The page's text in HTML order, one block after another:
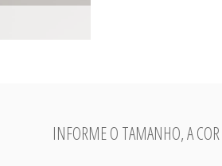
INFORME O TAMANHO, A